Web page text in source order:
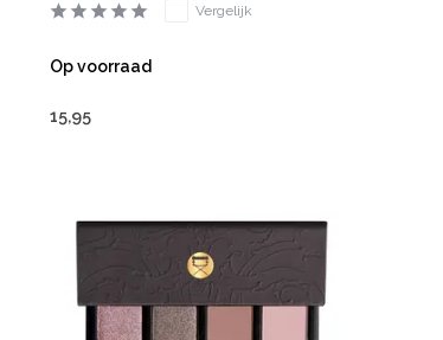
Vergelijk
Op voorraad
15,95